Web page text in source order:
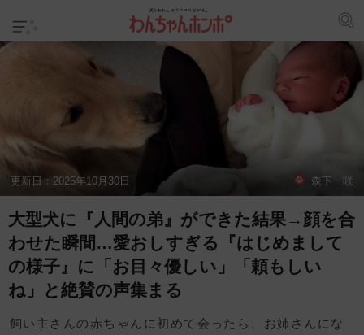
更新日： 2025年10月30日 森下 咲
大型犬に『人間の弟』ができた結果→顔を合
わせた瞬間…愛おしすぎる『はじめまして
の様子』に「お目々優しい」「頼もしい
ね」と絶賛の声集まる
飼い主さんの赤ちゃんに初めて会ったら、お姉さんにな